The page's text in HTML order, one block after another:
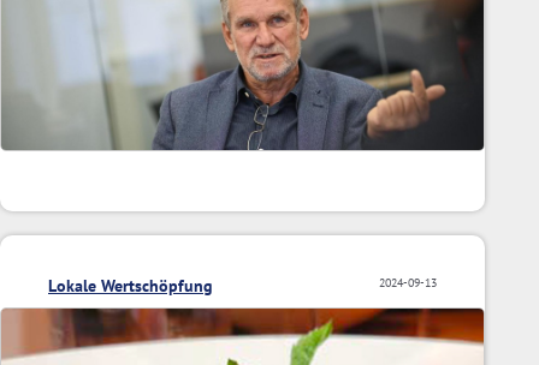
2024-09-13
Lokale Wertschöpfung